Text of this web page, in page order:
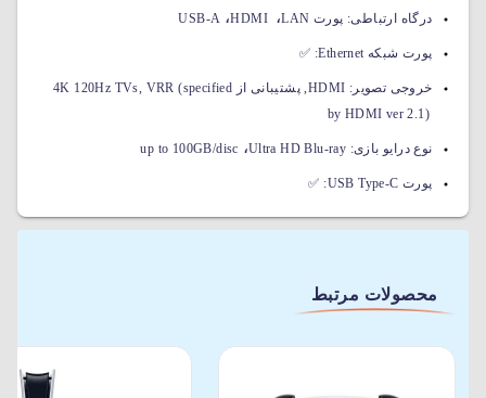
درگاه ارتباطی: پورت LAN ، HDMI ، USB-A
پورت شبکه Ethernet: ✅
خروجی تصویر:
HDMI, پشتیبانی از 4K 120Hz TVs, VRR (specified
by HDMI ver 2.1)
نوع درایو بازی: Ultra HD Blu-ray، up to 100GB/disc
پورت USB Type-C: ✅
محصولات مرتبط